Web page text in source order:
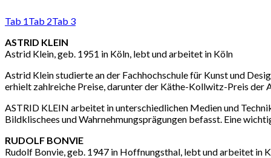
Tab 1Tab 2Tab 3
ASTRID KLEIN
Astrid Klein, geb. 1951 in Köln, lebt und arbeitet in Köln
Astrid Klein studierte an der Fachhochschule für Kunst und
erhielt zahlreiche Preise, darunter der Käthe-Kollwitz-Preis
ASTRID KLEIN arbeitet in unterschiedlichen Medien und
Bildklischees und Wahrnehmungsprägungen befasst. Eine
RUDOLF BONVIE
Rudolf Bonvie, geb. 1947 in Hoffnungsthal, lebt und arbeitet in